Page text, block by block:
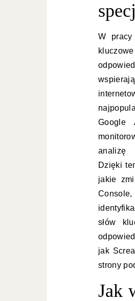
W
Google
analizę
Dzięki
jakie
Console,
słów
jak
strony
Jak